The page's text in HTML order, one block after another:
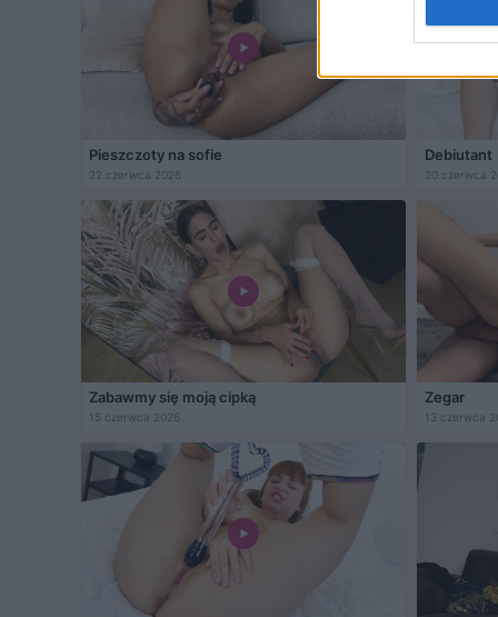
Pieszczoty na sofie
22 czerwca 2026
Debiutant
20 czerwca
Zabawmy się moją cipką
15 czerwca 2026
Zegar
13 czerwca